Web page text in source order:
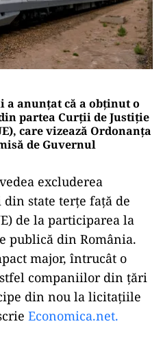
a anunțat că a obținut o
partea Curții de Justiție
care vizează Ordonanța
de Guvernul
excluderea
state terțe față de
de la participarea la
publică din România.
major, întrucât o
companiilor din țări
din nou la licitațiile
Economica.net.